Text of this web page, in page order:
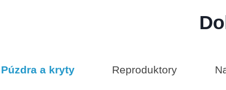
7 na sklade
Vhodné príslušenstvo
Púzdra a kryty Reproduktory